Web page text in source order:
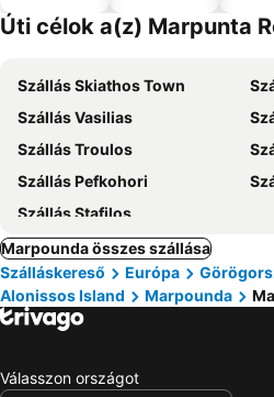
Úti célok a(z) Marpunta
Szállás Skiathos Town
Szállás Vasilias
Szállás Troulos
Szállás Pefkohori
Szállás Stafilos
Marpounda összes szállása
Szálláskereső
Európa
Alonissos Island
Marpounda
Válasszon országot